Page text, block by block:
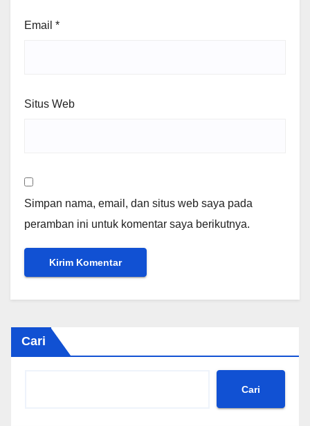
Email *
Situs Web
Simpan nama, email, dan situs web saya pada
peramban ini untuk komentar saya berikutnya.
Cari
Cari